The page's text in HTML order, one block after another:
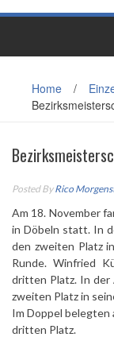
Home /
Posted ByRico
Am 18. November
in Döbeln statt. In
den zweiten Platz
Runde. Winfried
dritten Platz. In der
zweiten Platz in
Im Doppel belegten
dritten Platz.